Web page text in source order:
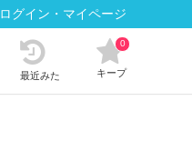
ログイン・マイページ
最近みた キープ
0